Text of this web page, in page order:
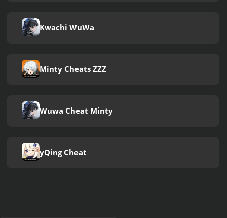
Kwachi WuWa
Minty Cheats ZZZ
Wuwa Cheat Minty
yQing Cheat